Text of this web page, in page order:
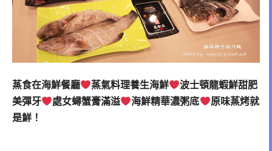
蒸食在海鮮餐廳 蒸氣料理養生海鮮
波士頓龍蝦鮮甜肥
美彈牙
處女蟳蟹膏滿溢 海鮮精華濃粥底
原味蒸烤就
是鮮！